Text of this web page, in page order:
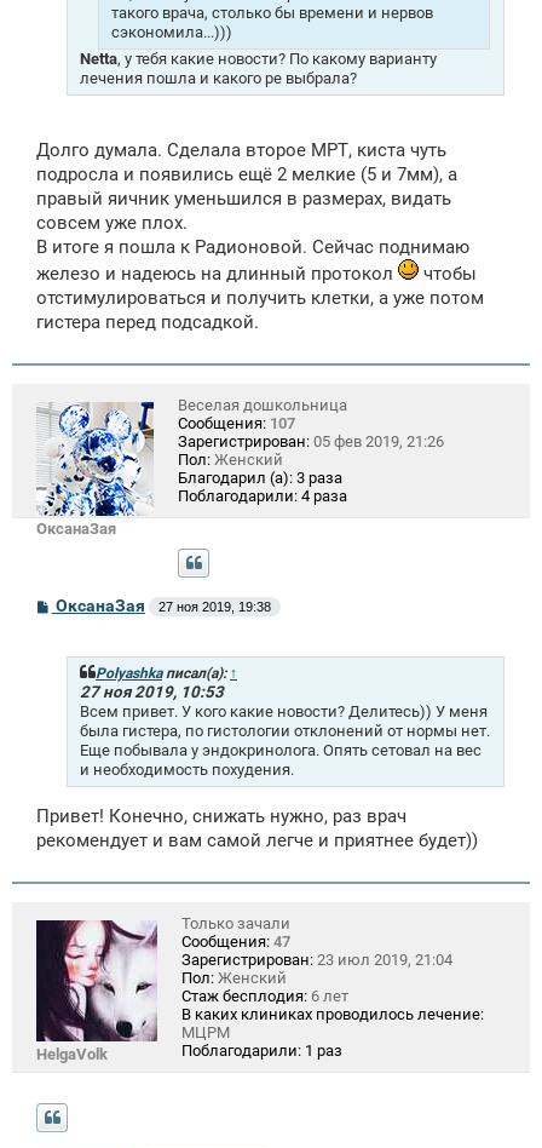
такого врача, столько бы времени и нервов
сэкономила...)))
Netta, у тебя какие новости? По какому варианту
лечения пошла и какого ре выбрала?
Долго думала. Сделала второе МРТ, киста чуть
подросла и появились ещё 2 мелкие (5 и 7мм), а
правый яичник уменьшился в размерах, видать
совсем уже плох.
В итоге я пошла к Радионовой. Сейчас поднимаю
железо и надеюсь на длинный протокол
чтобы
отстимулироваться и получить клетки, а уже потом
гистера перед подсадкой.
ОксанаЗая
Веселая дошкольница
Сообщения: 107
Зарегистрирован: 05 фев 2019, 21:26
Пол: Женский
Благодарил (а): 3 раза
Поблагодарили: 4 раза
СОксанаЗая 27 ноя 2019, 19:38
Polyashkaписал(а): ↑
27 ноя 2019, 10:53
Всем привет. У кого какие новости? Делитесь)) У меня
была гистера, по гистологии отклонений от нормы нет.
Еще побывала у эндокринолога. Опять сетовал на вес
и необходимость похудения.
Привет! Конечно, снижать нужно, раз врач
рекомендует и вам самой легче и приятнее будет))
HelgaVolk
Только зачали
Сообщения: 47
Зарегистрирован: 23 июл 2019, 21:04
Пол: Женский
Стаж бесплодия: 6 лет
В каких клиниках проводилось лечение:
МЦРМ
Поблагодарили: 1 раз